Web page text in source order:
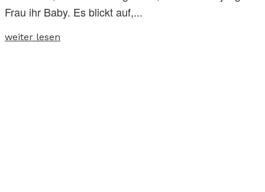
Frau ihr Baby. Es blickt auf,...
weiter lesen